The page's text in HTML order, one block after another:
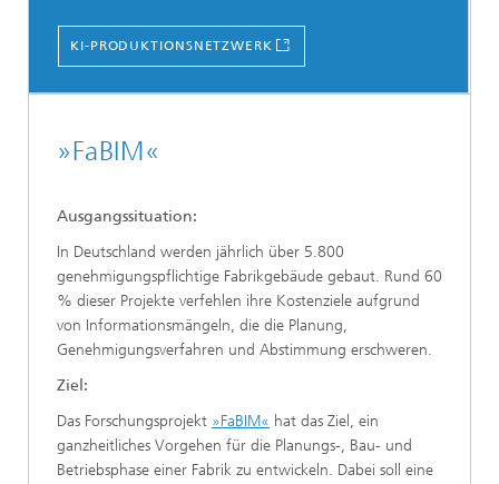
KI-PRODUKTIONSNETZWERK
»FaBIM«
Ausgangssituation:
In Deutschland werden jährlich über 5.800
genehmigungspflichtige Fabrikgebäude gebaut. Rund 60
% dieser Projekte verfehlen ihre Kostenziele aufgrund
von Informationsmängeln, die die Planung,
Genehmigungsverfahren und Abstimmung erschweren.
Ziel:
Das Forschungsprojekt »FaBIM« hat das Ziel, ein
ganzheitliches Vorgehen für die Planungs-, Bau- und
Betriebsphase einer Fabrik zu entwickeln. Dabei soll eine